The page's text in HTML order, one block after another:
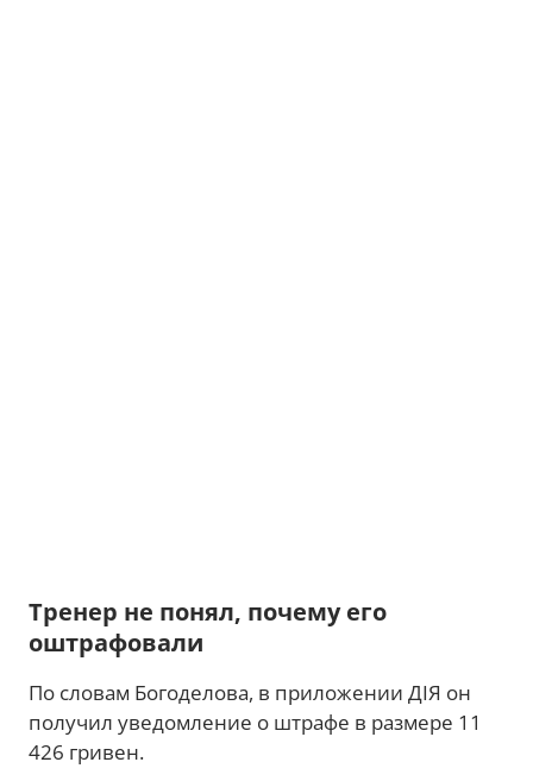
Тренер не понял, почему его
оштрафовали
По словам Богоделова, в приложении ДІЯ он
получил уведомление о штрафе в размере 11
426 гривен.